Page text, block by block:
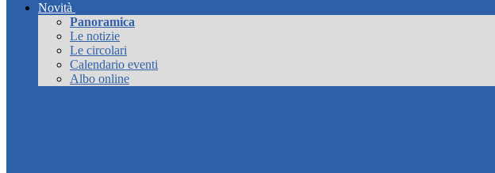
Novità
Panoramica
Le notizie
Le circolari
Calendario eventi
Albo online